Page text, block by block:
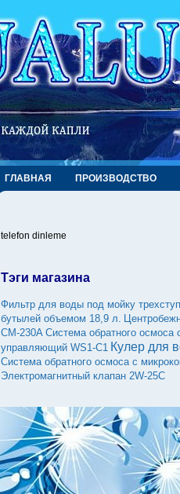
ГЛАВНАЯ ПРОИЗВОДСТВО
telefon dinleme
Тэги магазина
Фильтр для воды под мойку
бутылей объемом 18,9 л.
СМ-230А Система обратного
управляющий WS1-C1 Кулер для
Система обратного осмоса с
Электромагнитный клапан 2W-25C